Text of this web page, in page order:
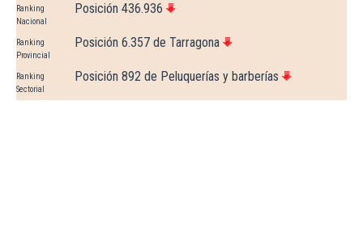
Ranking
Nacional
Posición 436.936
Ranking
Provincial
Posición 6.357 de Tarragona
Ranking
Sectorial
Posición 892 de Peluquerías y barberías